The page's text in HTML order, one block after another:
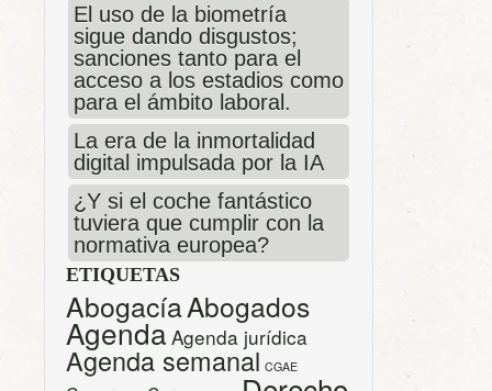
El uso de la biometría
sigue dando disgustos;
sanciones tanto para el
acceso a los estadios como
para el ámbito laboral.
La era de la inmortalidad
digital impulsada por la IA
¿Y si el coche fantástico
tuviera que cumplir con la
normativa europea?
ETIQUETAS
AbogacíaAbogados
Agenda Agenda jurídica
Agenda semanal CGAE